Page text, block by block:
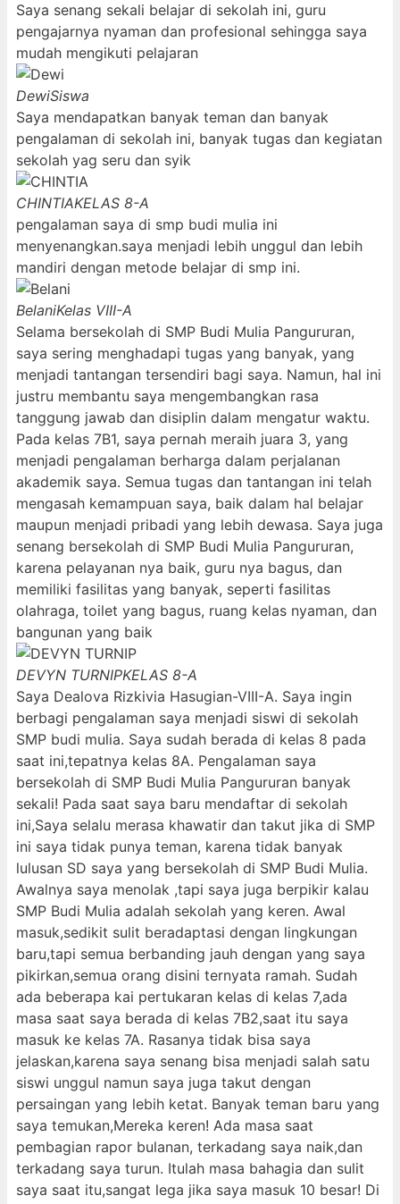
Saya senang sekali belajar di sekolah ini, guru
pengajarnya nyaman dan profesional sehingga saya
mudah mengikuti pelajaran
DewiSiswa
Saya mendapatkan banyak teman dan banyak
pengalaman di sekolah ini, banyak tugas dan kegiatan
sekolah yag seru dan syik
CHINTIAKELAS 8-A
pengalaman saya di smp budi mulia ini
menyenangkan.saya menjadi lebih unggul dan lebih
mandiri dengan metode belajar di smp ini.
BelaniKelas VIII-A
Selama bersekolah di SMP Budi Mulia Pangururan,
saya sering menghadapi tugas yang banyak, yang
menjadi tantangan tersendiri bagi saya. Namun, hal ini
justru membantu saya mengembangkan rasa
tanggung jawab dan disiplin dalam mengatur waktu.
Pada kelas 7B1, saya pernah meraih juara 3, yang
menjadi pengalaman berharga dalam perjalanan
akademik saya. Semua tugas dan tantangan ini telah
mengasah kemampuan saya, baik dalam hal belajar
maupun menjadi pribadi yang lebih dewasa. Saya juga
senang bersekolah di SMP Budi Mulia Pangururan,
karena pelayanan nya baik, guru nya bagus, dan
memiliki fasilitas yang banyak, seperti fasilitas
olahraga, toilet yang bagus, ruang kelas nyaman, dan
bangunan yang baik
DEVYN TURNIPKELAS 8-A
Saya Dealova Rizkivia Hasugian-VIII-A. Saya ingin
berbagi pengalaman saya menjadi siswi di sekolah
SMP budi mulia. Saya sudah berada di kelas 8 pada
saat ini,tepatnya kelas 8A. Pengalaman saya
bersekolah di SMP Budi Mulia Pangururan banyak
sekali! Pada saat saya baru mendaftar di sekolah
ini,Saya selalu merasa khawatir dan takut jika di SMP
ini saya tidak punya teman, karena tidak banyak
lulusan SD saya yang bersekolah di SMP Budi Mulia.
Awalnya saya menolak ,tapi saya juga berpikir kalau
SMP Budi Mulia adalah sekolah yang keren. Awal
masuk,sedikit sulit beradaptasi dengan lingkungan
baru,tapi semua berbanding jauh dengan yang saya
pikirkan,semua orang disini ternyata ramah. Sudah
ada beberapa kai pertukaran kelas di kelas 7,ada
masa saat saya berada di kelas 7B2,saat itu saya
masuk ke kelas 7A. Rasanya tidak bisa saya
jelaskan,karena saya senang bisa menjadi salah satu
siswi unggul namun saya juga takut dengan
persaingan yang lebih ketat. Banyak teman baru yang
saya temukan,Mereka keren! Ada masa saat
pembagian rapor bulanan, terkadang saya naik,dan
terkadang saya turun. Itulah masa bahagia dan sulit
saya saat itu,sangat lega jika saya masuk 10 besar! Di